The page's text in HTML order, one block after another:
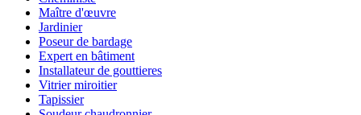
Maître d'œuvre
Jardinier
Poseur de bardage
Expert en bâtiment
Installateur de gouttieres
Vitrier miroitier
Tapissier